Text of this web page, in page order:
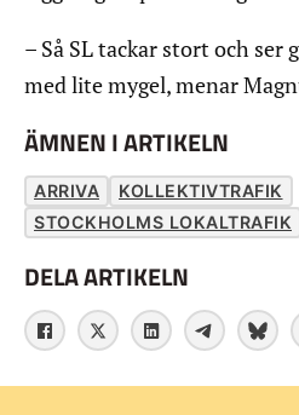
– Så SL tackar stort och ser
med lite mygel, menar
ÄMNEN I ARTIKELN
ARRIVA
KOLLEKTIVTRAFIK
STOCKHOLMS LOKALTRAFIK
DELA ARTIKELN